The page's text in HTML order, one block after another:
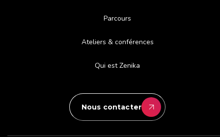
Parcours
Ateliers & conférences
Qui est Zenika
Nous contacter